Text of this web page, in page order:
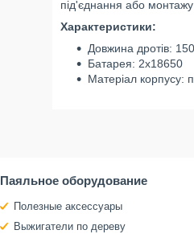
під'єднання або
Характеристики:
Довжина дротів:
Батарея: 2х18650
Матеріал корпусу:
Паяльное оборудование
Полезные аксессуары
Выжигатели по дереву